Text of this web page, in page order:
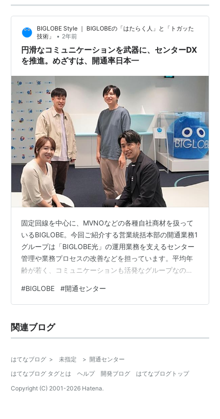
BIGLOBE Style ｜ BIGLOBEの「はたらく人」と「トガッた
技術」
• 2年前
円滑なコミュニケーションを武器に、センターDX
を推進。めざすは、開通率日本一
固定回線を中心に、MVNOなどの各種自社商材を扱って
いるBIGLOBE。今回ご紹介する営業統括本部の開通業務1
グループは「BIGLOBE光」の運用業務を支えるセンター
管理や業務プロセスの改善などを担っています。平均年
齢が若く、コミュニケーションも活発なグループなの
の紹介や仕事のやりがいについて、いろいろと話を聞い
てみました。 左から 柳澤 晃（やなぎさわ あきら）グル
2017年中途入社 長峰 一弘（ながみね かずひろ）2019年
中途入社 溝口 領（みぞぐち りょう）2022年中途入社 主
#BIGLOBE #開通センター
関連ブログ
はてなブログ > 未指定 > 開通センター
はてなブログ タグとは
ヘルプ 開発ブログ
はてなブログトップ
Copyright (C) 2001-2026 Hatena.